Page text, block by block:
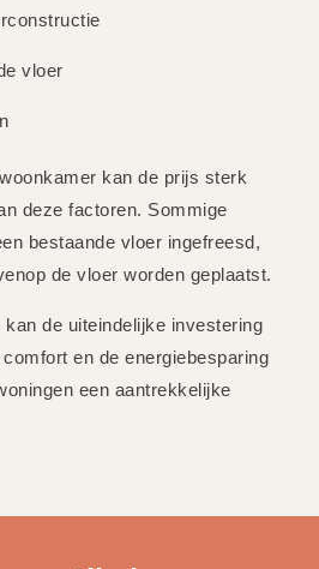
vloer
kan de prijs sterk
deze factoren. Sommige
bestaande vloer ingefreesd,
de vloer worden geplaatst.
de uiteindelijke investering
en de energiebesparing
een aantrekkelijke